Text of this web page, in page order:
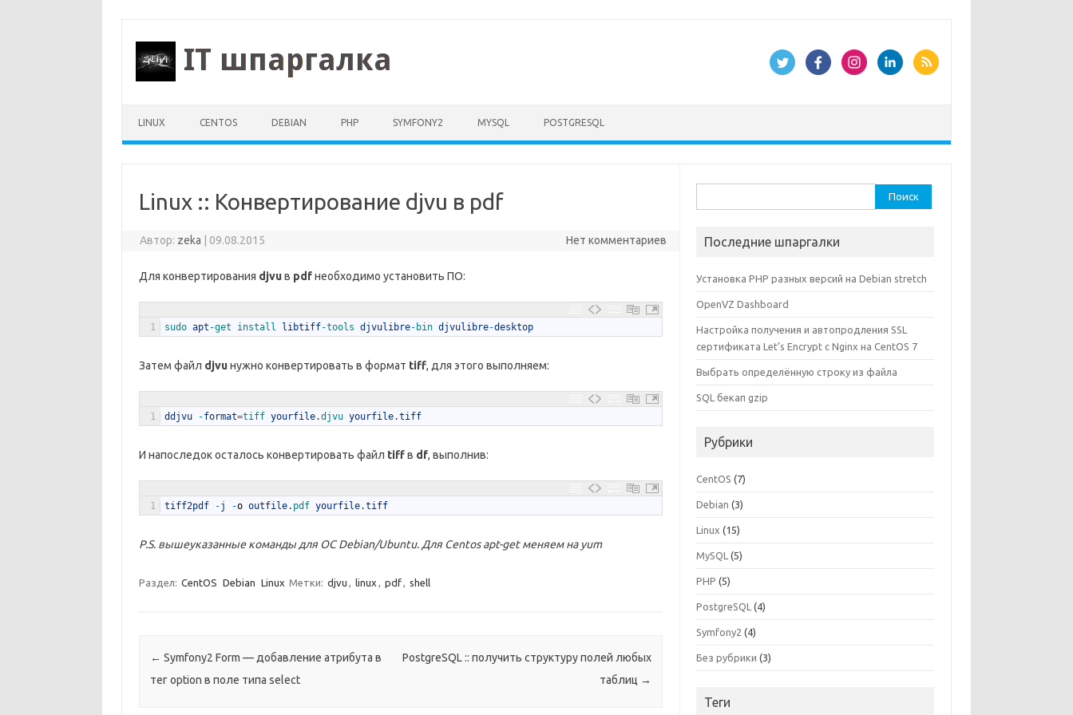
LINUX CENTOS DEBIAN PHP SYMFONY2 MYSQL POSTGRESQL
Linux :: Конвертирование djvu в pdf
Автор: zeka 09.08.2015 Нет комментариев
Для конвертирования djvuв pdfнеобходимо установить ПО:
1 sudo apt -get install libtiff-tools djvulibre- bin djvulibre-desktop
Затем файл djvuнужно конвертировать в формат tiff, для этого выполняем:
1 ddjvu -format=tiff yourfile.djvu yourfile.tiff
И напоследок осталось конвертировать файл tiffв df, выполнив:
1 tiff2pdf -j -o outfile. pdf yourfile.tiff
P.S. вышеуказанные команды для ОС Debian/Ubuntu. Для Centos apt-get меняем на yum
Раздел: CentOS Debian Linux Метки: djvu , linux , pdf, shell
Навигация по записям
← Symfony2 Form — добавление атрибута в
тег option в поле типа select
PostgreSQL :: получить структуру полей любых
таблиц →
Последние шпаргалки
Установка PHP разных версий на Debian stretch
OpenVZ Dashboard
Настройка получения и автопродления SSL
сертификата Let’s Encrypt с Nginx на CentOS 7
Выбрать определённую строку из файла
SQL бекап gzip
Рубрики
CentOS (7)
Debian (3)
Linux (15)
MySQL (5)
PHP (5)
PostgreSQL (4)
Symfony2 (4)
Без рубрики (3)
Теги